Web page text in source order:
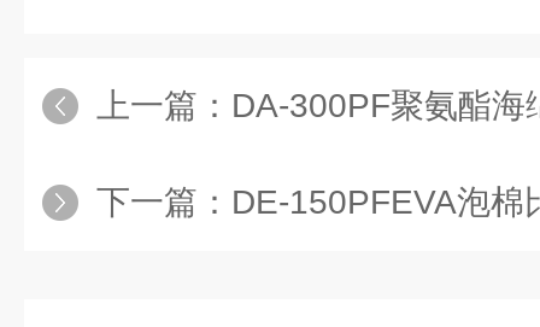
上一篇： DA-300PF聚氨酯海
下一篇： DE-150PFEVA泡棉比